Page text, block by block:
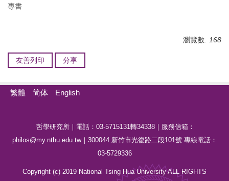
專書
瀏覽數: 168
友善列印 分享
繁體 简体 English
哲學研究所｜電話：03-5715131轉34338｜服務信箱：
philos@my.nthu.edu.tw｜300044 新竹市光復路二段101號 專線電話：
03-5729336
Copyright (c) 2019 National Tsing Hua University ALL RIGHTS